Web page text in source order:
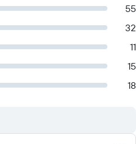
55
32
11
15
18